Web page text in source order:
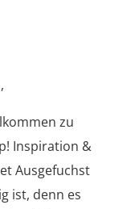
zu
Inspiration &
Ausgefuchst
ist, denn es